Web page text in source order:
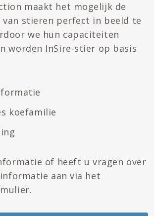
maakt het mogelijk de
van stieren perfect in beeld te
we hun capaciteiten
worden InSire-stier op basis
koefamilie
of heeft u vragen over
informatie aan via het